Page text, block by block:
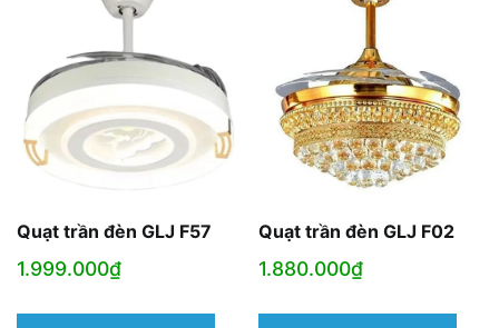
Quạt trần đèn GLJ F57
1.999.000₫
Quạt trần đèn GLJ F02
1.880.000₫